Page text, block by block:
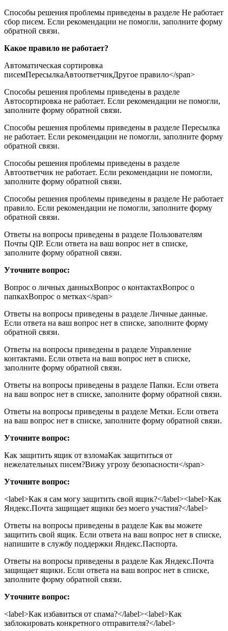
Способы решения проблемы приведены в разделе Не работает
сбор писем. Если рекомендации не помогли, заполните форму
обратной связи.
Какое правило не работает?
Автоматическая сортировка
писемПересылкаАвтоответчикДругое правило</span>
Способы решения проблемы приведены в разделе
Автосортировка не работает. Если рекомендации не помогли,
заполните форму обратной связи.
Способы решения проблемы приведены в разделе Пересылка
не работает. Если рекомендации не помогли, заполните форму
обратной связи.
Способы решения проблемы приведены в разделе
Автоответчик не работает. Если рекомендации не помогли,
заполните форму обратной связи.
Способы решения проблемы приведены в разделе Не работает
правило. Если рекомендации не помогли, заполните форму
обратной связи.
Ответы на вопросы приведены в разделе Пользователям
Почты QIP. Если ответа на ваш вопрос нет в списке,
заполните форму обратной связи.
Уточните вопрос:
Вопрос о личных данныхВопрос о контактахВопрос о
папкахВопрос о метках</span>
Ответы на вопросы приведены в разделе Личные данные.
Если ответа на ваш вопрос нет в списке, заполните форму
обратной связи.
Ответы на вопросы приведены в разделе Управление
контактами. Если ответа на ваш вопрос нет в списке,
заполните форму обратной связи.
Ответы на вопросы приведены в разделе Папки. Если ответа
на ваш вопрос нет в списке, заполните форму обратной связи.
Ответы на вопросы приведены в разделе Метки. Если ответа
на ваш вопрос нет в списке, заполните форму обратной связи.
Уточните вопрос:
Как защитить ящик от взломаКак защититься от
нежелательных писем?Вижу угрозу безопасности</span>
Уточните вопрос:
<label>Как я сам могу защитить свой ящик?</label><label>Как
Яндекс.Почта защищает ящики без моего участия?</label>
Ответы на вопросы приведены в разделе Как вы можете
защитить свой ящик. Если ответа на ваш вопрос нет в списке,
напишите в службу поддержки Яндекс.Паспорта.
Ответы на вопросы приведены в разделе Как Яндекс.Почта
защищает ящики. Если ответа на ваш вопрос нет в списке,
заполните форму обратной связи.
Уточните вопрос:
<label>Как избавиться от спама?</label><label>Как
заблокировать конкретного отправителя?</label>